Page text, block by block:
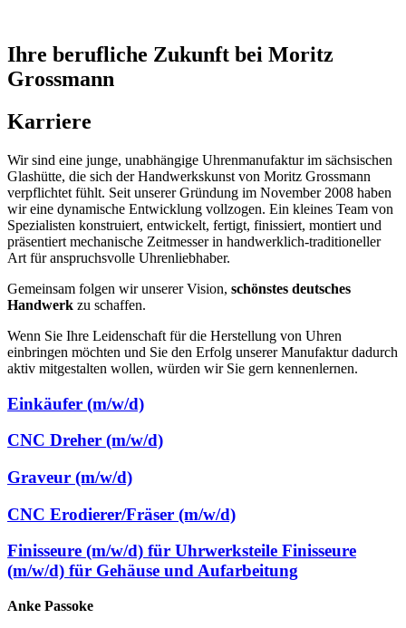
Ihre berufliche Zukunft bei Moritz
Grossmann
Karriere
Wir sind eine junge, unabhängige Uhrenmanufaktur im sächsischen
Glashütte, die sich der Handwerkskunst von Moritz Grossmann
verpflichtet fühlt. Seit unserer Gründung im November 2008 haben
wir eine dynamische Entwicklung vollzogen. Ein kleines Team von
Spezialisten konstruiert, entwickelt, fertigt, finissiert, montiert und
präsentiert mechanische Zeitmesser in handwerklich-traditioneller
Art für anspruchsvolle Uhrenliebhaber.
Gemeinsam folgen wir unserer Vision, schönstes deutsches
Handwerk zu schaffen.
Wenn Sie Ihre Leidenschaft für die Herstellung von Uhren
einbringen möchten und Sie den Erfolg unserer Manufaktur dadurch
aktiv mitgestalten wollen, würden wir Sie gern kennenlernen.
Einkäufer (m/w/d)
CNC Dreher (m/w/d)
Graveur (m/w/d)
CNC Erodierer/Fräser (m/w/d)
Finisseure (m/w/d) für Uhrwerksteile Finisseure
(m/w/d) für Gehäuse und Aufarbeitung
Anke Passoke